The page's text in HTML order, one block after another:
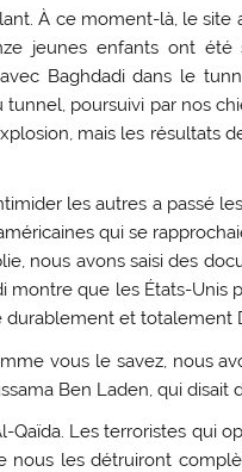
À ce moment-là, le site
jeunes enfants ont
Baghdadi dans le
poursuivi par nos
mais les résultats
les autres a passé
qui se
nous avons saisi des
montre que les États-
et totalement
vous le savez, nous
Ben Laden, qui disait
Qaïda. Les terroristes
nous les détruiront